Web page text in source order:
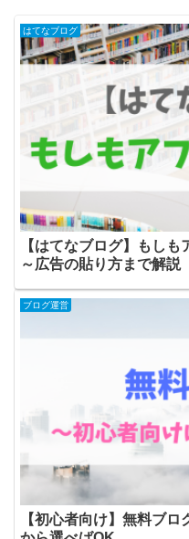
はてなブログ
【はてなブログ】もし
～広告の貼り方まで解説
ブログ運営
【初心者向け】無料ブ